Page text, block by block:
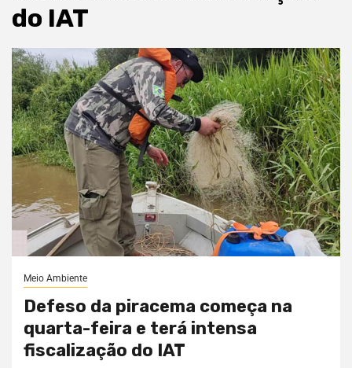
do IAT
Meio Ambiente
Defeso da piracema começa na
quarta-feira e terá intensa
fiscalização do IAT